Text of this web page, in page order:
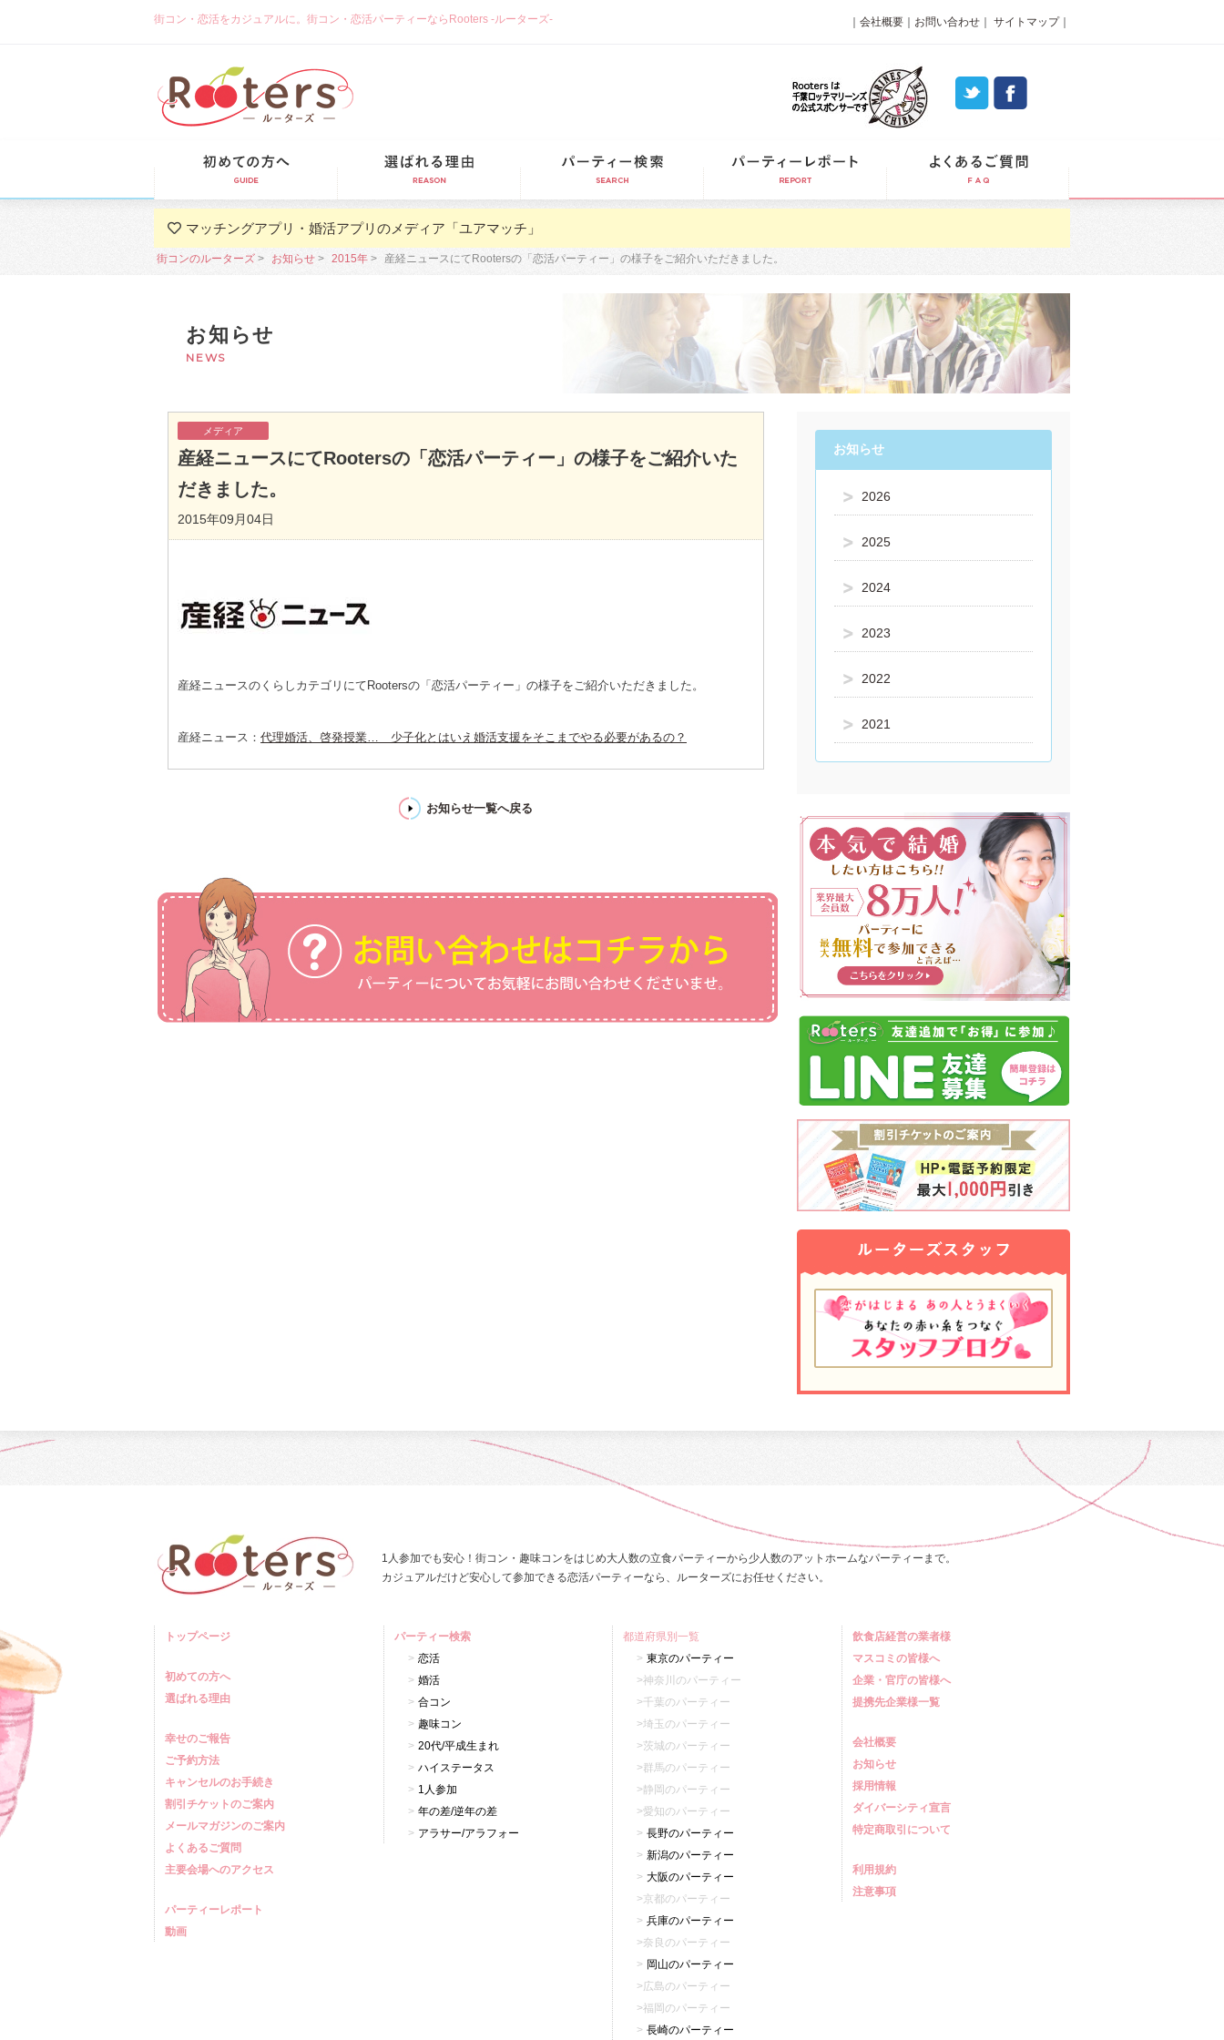
街コン・恋活をカジュアルに。街コン・恋活パーティーならRooters -ルーターズ- 会社概要 お問い合わせ サイトマップ｜
マッチングアプリ・婚活アプリのメディア「ユアマッチ」
街コンのルーターズ お知らせ 2015年 産経ニュースにてRootersの「恋活パーティー」の様子をご紹介いただきました。
お知らせ
NEWS
メディア
産経ニュースにてRootersの「恋活パーティー」の様子をご紹介いた
だきました。
2015年09月04日
産経ニュースのくらしカテゴリにてRootersの「恋活パーティー」の様子をご紹介いただきました。
産経ニュース： 代理婚活、啓発授業… 少子化とはいえ婚活支援をそこまでやる必要があるの？
お知らせ一覧へ戻る
お知らせ
2026
2025
2024
2023
2022
2021
1人参加でも安心！街コン・趣味コンをはじめ大人数の立食パーティーから少人数のアットホームなパーティーまで。
カジュアルだけど安心して参加できる恋活パーティーなら、ルーターズにお任せください。
トップページ
初めての方へ
選ばれる理由
幸せのご報告
ご予約方法
キャンセルのお手続き
割引チケットのご案内
メールマガジンのご案内
よくあるご質問
主要会場へのアクセス
パーティーレポート
動画
パーティー検索
恋活
婚活
合コン
趣味コン
20代/平成生まれ
ハイステータス
1人参加
年の差/逆年の差
アラサー/アラフォー
都道府県別一覧
東京のパーティー
神奈川のパーティー
千葉のパーティー
埼玉のパーティー
茨城のパーティー
群馬のパーティー
静岡のパーティー
愛知のパーティー
長野のパーティー
新潟のパーティー
大阪のパーティー
京都のパーティー
兵庫のパーティー
奈良のパーティー
岡山のパーティー
広島のパーティー
福岡のパーティー
長崎のパーティー
飲食店経営の業者様
マスコミの皆様へ
企業・官庁の皆様へ
提携先企業様一覧
会社概要
お知らせ
採用情報
ダイバーシティ宣言
特定商取引について
利用規約
注意事項